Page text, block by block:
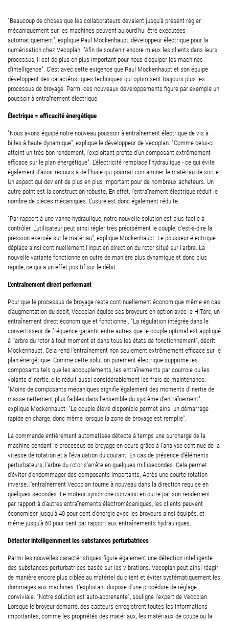
"Beaucoup de choses que les collaborateurs devaient jusqu'à présent régler
mécaniquement sur les machines peuvent aujourd'hui être exécutées
automatiquement", explique Paul Mockenhaupt, développeur électrique pour la
numérisation chez Vecoplan. "Afin de soutenir encore mieux les clients dans leurs
processus, il est de plus en plus important pour nous d'équiper les machines
d'intelligence". C'est avec cette exigence que Paul Mockenhaupt et son équipe
développent des caractéristiques techniques qui optimisent toujours plus les
processus de broyage. Parmi ces nouveaux développements figure par exemple un
poussoir à entraînement électrique.
Électrique = efficacité énergétique
"Nous avons équipé notre nouveau poussoir à entraînement électrique de vis à
billes à haute dynamique", explique le développeur de Vecoplan. "Comme celui-ci
atteint un très bon rendement, l'exploitant profite d'un composant extrêmement
efficace sur le plan énergétique". L'électricité remplace l'hydraulique - ce qui évite
également d'avoir recours à de l'huile qui pourrait contaminer le matériau de sortie.
Un aspect qui devient de plus en plus important pour de nombreux acheteurs. Un
autre point est la construction robuste. En effet, l'entraînement électrique réduit le
nombre de pièces mécaniques. L'usure est donc également réduite.
"Par rapport à une vanne hydraulique, notre nouvelle solution est plus facile à
contrôler. L'utilisateur peut ainsi régler très précisément le couple, c'est-à-dire la
pression exercée sur le matériau", explique Mockenhaupt. Le pousseur électrique
déplace ainsi continuellement l'input en direction du rotor situé sur l'arbre. La
nouvelle variante fonctionne en outre de manière plus dynamique et donc plus
rapide, ce qui a un effet positif sur le débit.
L'entraînement direct performant
Pour que le processus de broyage reste continuellement économique même en cas
d'augmentation du débit, Vecoplan équipe ses broyeurs en option avec le HiTorc, un
entraînement direct économique et fonctionnel. "La régulation intégrée dans le
convertisseur de fréquence garantit entre autres que le couple optimal est appliqué
à l'arbre du rotor à tout moment et dans tous les états de fonctionnement", décrit
Mockenhaupt. Cela rend l'entraînement non seulement extrêmement efficace sur le
plan énergétique. Comme cette solution purement électrique supprime les
composants tels que les accouplements, les entraînements par courroie ou les
volants d'inertie, elle réduit aussi considérablement les frais de maintenance.
"Moins de composants mécaniques signifie également des moments d'inertie de
masse nettement plus faibles dans l'ensemble du système d'entraînement",
explique Mockenhaupt. "Le couple élevé disponible permet ainsi un démarrage
rapide en charge, donc même lorsque la zone de broyage est remplie".
La commande entièrement automatisée détecte à temps une surcharge de la
machine pendant le processus de broyage en cours grâce à l'analyse continue de la
vitesse de rotation et à l'évaluation du courant. En cas de présence d'éléments
perturbateurs, l'arbre du rotor s'arrête en quelques millisecondes. Cela permet
d'éviter d'endommager des composants importants. Après une courte rotation
inverse, l'entraînement Vecoplan tourne à nouveau dans la direction requise en
quelques secondes. Le moteur synchrone convainc en outre par son rendement :
par rapport à d'autres entraînements électromécaniques, les clients peuvent
économiser jusqu'à 40 pour cent d'énergie avec les broyeurs ainsi équipés, et
même jusqu'à 60 pour cent par rapport aux entraînements hydrauliques.
Détecter intelligemment les substances perturbatrices
Parmi les nouvelles caractéristiques figure également une détection intelligente
des substances perturbatrices basée sur les vibrations. Vecoplan peut ainsi réagir
de manière encore plus ciblée au matériel du client et éviter systématiquement les
dommages aux machines. L'exploitant dispose d'une procédure de réglage
conviviale. "Notre solution est auto-apprenante", souligne l'expert de Vecoplan.
Lorsque le broyeur démarre, des capteurs enregistrent toutes les informations
importantes, comme les propriétés des matériaux, les matériaux de coupe ou la